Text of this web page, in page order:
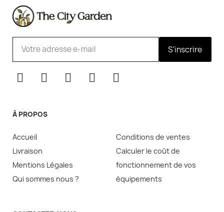
S'inscrire
À PROPOS
Accueil
Livraison
Mentions Légales
Qui sommes nous ?
Conditions de ventes
Calculer le coût de
fonctionnement de vos
équipements